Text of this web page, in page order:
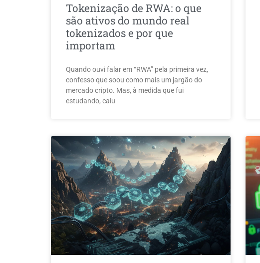
Tokenização de RWA: o que
são ativos do mundo real
tokenizados e por que
importam
Quando ouvi falar em “RWA” pela primeira vez,
confesso que soou como mais um jargão do
mercado cripto. Mas, à medida que fui
estudando, caiu